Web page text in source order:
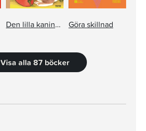
Den lilla kaninen Göra skillnad
Visa alla 87 böcker